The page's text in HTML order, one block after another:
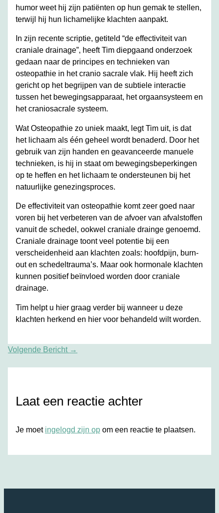
humor weet hij zijn patiënten op hun gemak te stellen,
terwijl hij hun lichamelijke klachten aanpakt.
In zijn recente scriptie, getiteld “de effectiviteit van
craniale drainage”, heeft Tim diepgaand onderzoek
gedaan naar de principes en technieken van
osteopathie in het cranio sacrale vlak. Hij heeft zich
gericht op het begrijpen van de subtiele interactie
tussen het bewegingsapparaat, het orgaansysteem en
het craniosacrale systeem.
Wat Osteopathie zo uniek maakt, legt Tim uit, is dat
het lichaam als één geheel wordt benaderd. Door het
gebruik van zijn handen en geavanceerde manuele
technieken, is hij in staat om bewegingsbeperkingen
op te heffen en het lichaam te ondersteunen bij het
natuurlijke genezingsproces.
De effectiviteit van osteopathie komt zeer goed naar
voren bij het verbeteren van de afvoer van afvalstoffen
vanuit de schedel, ookwel craniale drainge genoemd.
Craniale drainage toont veel potentie bij een
verscheidenheid aan klachten zoals: hoofdpijn, burn-
out en schedeltrauma’s. Maar ook hormonale klachten
kunnen positief beïnvloed worden door craniale
drainage.
Tim helpt u hier graag verder bij wanneer u deze
klachten herkend en hier voor behandeld wilt worden.
Volgende Bericht →
Laat een reactie achter
Je moet ingelogd zijn opom een reactie te plaatsen.